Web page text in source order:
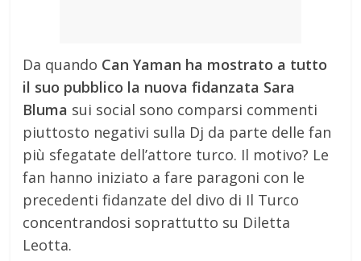
Da quando Can Yaman ha mostrato a tutto
il suo pubblico la nuova fidanzata Sara
Bluma sui social sono comparsi commenti
piuttosto negativi sulla Dj da parte delle fan
più sfegatate dell’attore turco. Il motivo? Le
fan hanno iniziato a fare paragoni con le
precedenti fidanzate del divo di Il Turco
concentrandosi soprattutto su Diletta
Leotta.